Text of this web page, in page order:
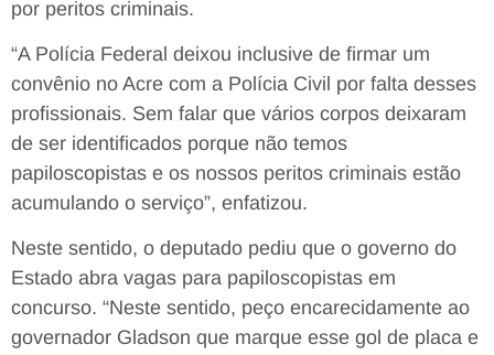
por peritos criminais.
“A Polícia Federal deixou inclusive de firmar um
convênio no Acre com a Polícia Civil por falta desses
profissionais. Sem falar que vários corpos deixaram
de ser identificados porque não temos
papiloscopistas e os nossos peritos criminais estão
acumulando o serviço”, enfatizou.
Neste sentido, o deputado pediu que o governo do
Estado abra vagas para papiloscopistas em
concurso. “Neste sentido, peço encarecidamente ao
governador Gladson que marque esse gol de placa e